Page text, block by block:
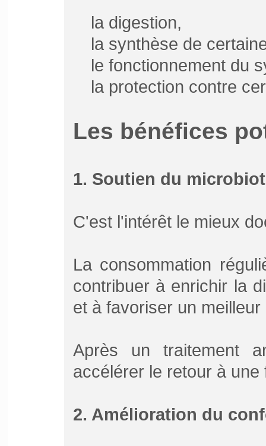
la digestion,
la synthèse de
le fonctionnement du
la protection contre
Les bénéfices
1. Soutien du
C'est l'intérêt le mieux
La consommation
contribuer à enrichir la
et à favoriser un
Après un traitement
accélérer le retour à
2. Amélioration du